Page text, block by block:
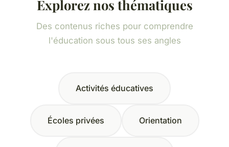
Explorez nos thématiques
Des contenus riches pour comprendre
l'éducation sous tous ses angles
Activités éducatives
Écoles privées Orientation